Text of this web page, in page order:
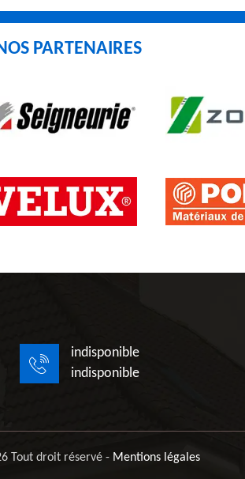
PARTENAIRES
indisponible
indisponible
Tout droit réservé - Mentions légales